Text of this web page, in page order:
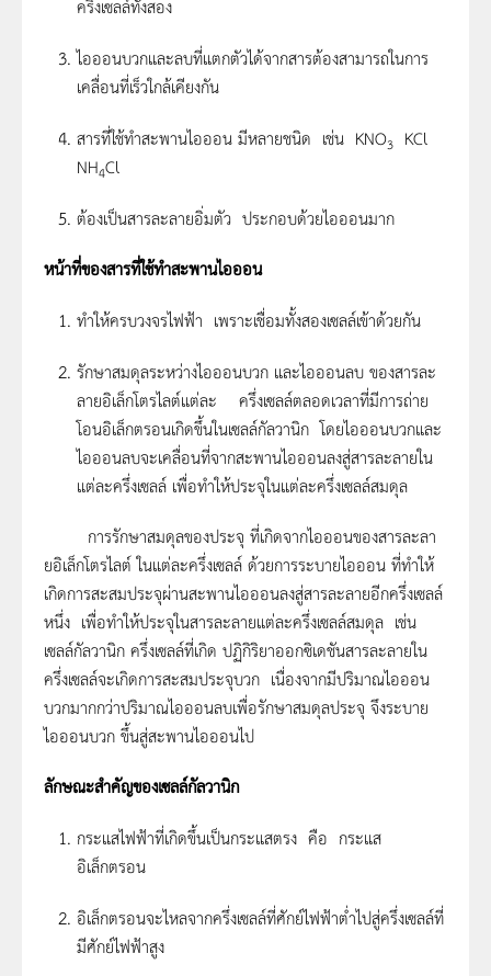
ครึ่งเซลล์ทั้งสอง
ไอออนบวกและลบที่แตกตัวได้จากสารต้องสามารถในการ
เคลื่อนที่เร็วใกล้เคียงกัน
สารที่ใช้ทำสะพานไอออน มีหลายชนิด เช่น KNO3
KCl
NH4Cl
ต้องเป็นสารละลายอิ่มตัว ประกอบด้วยไอออนมาก
หน้าที่ของสารที่ใช้ทำสะพานไอออน
ทำให้ครบวงจรไฟฟ้า เพราะเชื่อมทั้งสองเซลล์เข้าด้วยกัน
รักษาสมดุลระหว่างไอออนบวก และไอออนลบ ของสารละ
ลายอิเล็กโตรไลต์แต่ละ ครึ่งเซลล์ตลอดเวลาที่มีการถ่าย
โอนอิเล็กตรอนเกิดขึ้นในเซลล์กัลวานิก โดยไอออนบวกและ
ไอออนลบจะเคลื่อนที่จากสะพานไอออนลงสู่สารละลายใน
แต่ละครึ่งเซลล์ เพื่อทำให้ประจุในแต่ละครึ่งเซลล์สมดุล
การรักษาสมดุลของประจุ ที่เกิดจากไอออนของสารละลา
ยอิเล็กโตรไลต์ ในแต่ละครึ่งเซลล์ ด้วยการระบายไอออน ที่ทำให้
เกิดการสะสมประจุผ่านสะพานไอออนลงสู่สารละลายอีกครึ่งเซลล์
หนึ่ง เพื่อทำให้ประจุในสารละลายแต่ละครึ่งเซลล์สมดุล เช่น
เซลล์กัลวานิก ครึ่งเซลล์ที่เกิด ปฏิกิริยาออกซิเดชันสารละลายใน
ครึ่งเซลล์จะเกิดการสะสมประจุบวก เนื่องจากมีปริมาณไอออน
บวกมากกว่าปริมาณไอออนลบเพื่อรักษาสมดุลประจุ จึงระบาย
ไอออนบวก ขึ้นสู่สะพานไอออนไป
ลักษณะสำคัญของเซลล์กัลวานิก
กระแสไฟฟ้าที่เกิดขึ้นเป็นกระแสตรง คือ กระแส
อิเล็กตรอน
อิเล็กตรอนจะไหลจากครึ่งเซลล์ที่ศักย์ไฟฟ้าต่ำไปสู่ครึ่งเซลล์ที่
มีศักย์ไฟฟ้าสูง